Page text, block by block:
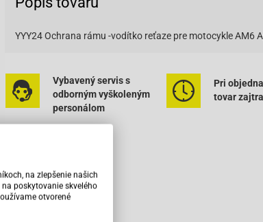
YYY24 Ochrana rámu -vodítko reťaze pre motocykle AM6
Vybavený servis s
odborným vyškoleným
personálom
Pri
tovar
na zlepšenie našich
poskytovanie skvelého
otvorené